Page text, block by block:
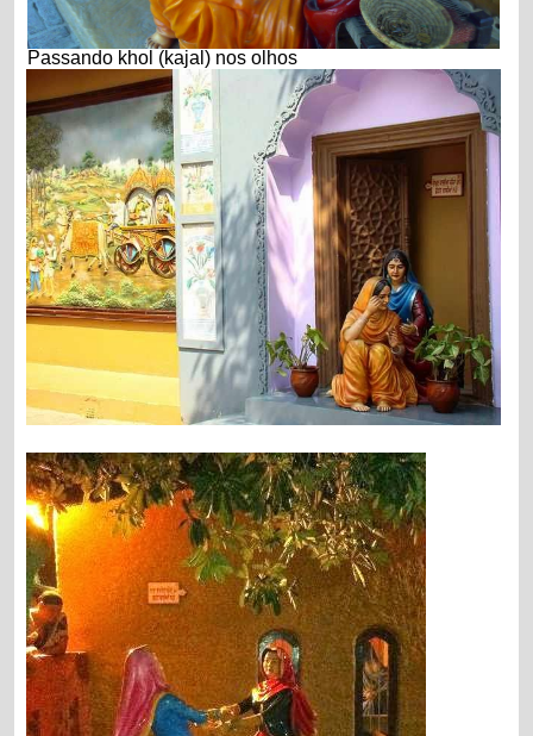
Passando khol (kajal) nos olhos